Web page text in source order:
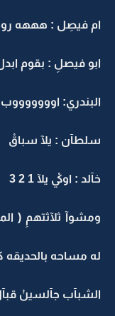
ام فيصِل : هههه
ابو فيصلِ : بقوم
البندري:
سلطآن : يلآ سباقْ
خآلد : اوكيْ يلآ 1 2 3
ومشوآ ثلآثتهمِ (
له مساحه بالحديقه
الشبآب جآلسينْ